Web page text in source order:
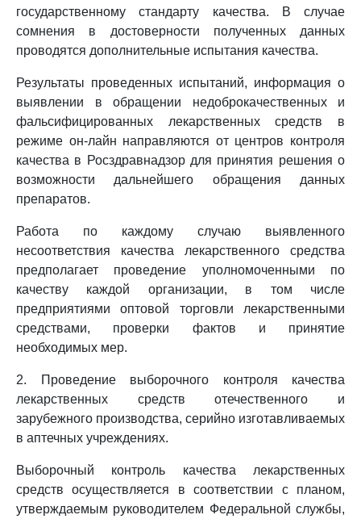
государственному стандарту качества. В случае
сомнения в достоверности полученных данных
проводятся дополнительные испытания качества.
Результаты проведенных испытаний, информация о
выявлении в обращении недоброкачественных и
фальсифицированных лекарственных средств в
режиме он-лайн направляются от центров контроля
качества в Росздравнадзор для принятия решения о
возможности дальнейшего обращения данных
препаратов.
Работа по каждому случаю выявленного
несоответствия качества лекарственного средства
предполагает проведение уполномоченными по
качеству каждой организации, в том числе
предприятиями оптовой торговли лекарственными
средствами, проверки фактов и принятие
необходимых мер.
2. Проведение выборочного контроля качества
лекарственных средств отечественного и
зарубежного производства, серийно изготавливаемых
в аптечных учреждениях.
Выборочный контроль качества лекарственных
средств осуществляется в соответствии с планом,
утверждаемым руководителем Федеральной службы,